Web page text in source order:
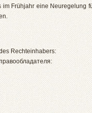
Frühjahr eine Neuregelung
Rechteinhabers: